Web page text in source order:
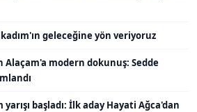
geleceğine yön veriyoruz
modern dokunuş: Sedde
başladı: İlk aday Hayati Ağca'dan